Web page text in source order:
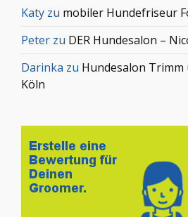
Katy zu mobiler Hundefriseur
Peter zu DER Hundesalon –
Darinka zu Hundesalon
Köln